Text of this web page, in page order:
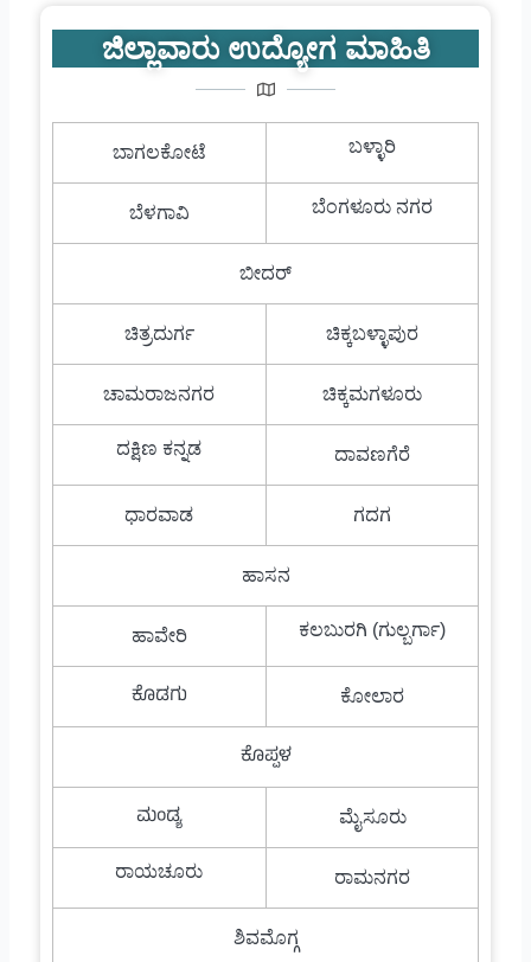
ಜಿಲ್ಲಾವಾರು ಉದ್ಯೋಗ ಮಾಹಿತಿ
ಬಾಗಲಕೋಟೆ ಬಳ್ಳಾರಿ
ಬೆಳಗಾವಿ ಬೆಂಗಳೂರು ನಗರ
ಬೀದರ್
ಚಿತ್ರದುರ್ಗ ಚಿಕ್ಕಬಳ್ಳಾಪುರ
ಚಾಮರಾಜನಗರ ಚಿಕ್ಕಮಗಳೂರು
ದಕ್ಷಿಣ ಕನ್ನಡ ದಾವಣಗೆರೆ
ಧಾರವಾಡ ಗದಗ
ಹಾಸನ
ಹಾವೇರಿ ಕಲಬುರಗಿ (ಗುಲ್ಬರ್ಗಾ)
ಕೊಡಗು ಕೋಲಾರ
ಕೊಪ್ಪಳ
ಮಂಡ್ಯ
ಮೈಸೂರು
ರಾಯಚೂರು ರಾಮನಗರ
ಶಿವಮೊಗ್ಗ